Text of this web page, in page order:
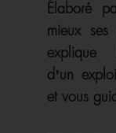
Élaboré
mieux
explique
d’un
et vous